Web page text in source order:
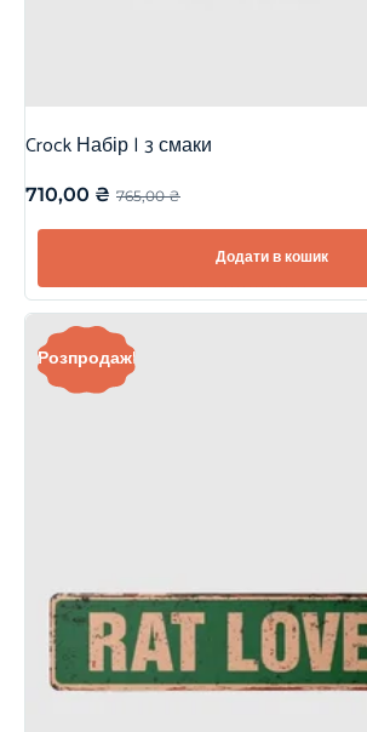
Crock Набір | 3 смаки
765,00₴
710,00 ₴
Додати в кошик
Розпродаж!